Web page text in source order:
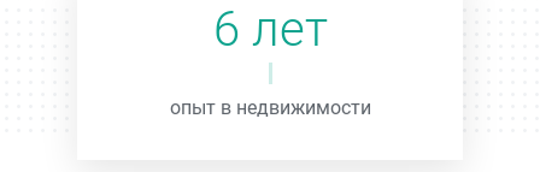
6 лет
опыт в недвижимости